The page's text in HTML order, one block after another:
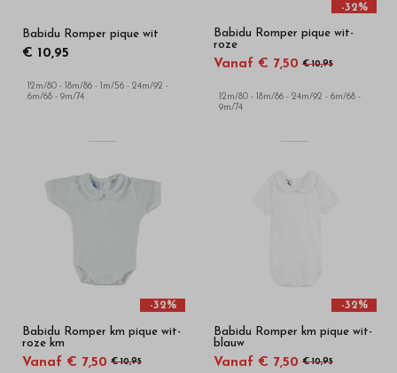
Babidu Romper pique wit
€ 10,95
12m/80 - 18m/86 - 1m/56 - 24m/92 -
6m/68 - 9m/74
-32%
Babidu Romper pique wit-
roze
Vanaf € 7,50 € 10,95
12m/80 - 18m/86 - 24m/92 - 6m/68 -
9m/74
-32%
Babidu Romper km pique wit-
roze km
Vanaf € 7,50 € 10,95
-32%
Babidu Romper km pique wit-
blauw
Vanaf € 7,50 € 10,95